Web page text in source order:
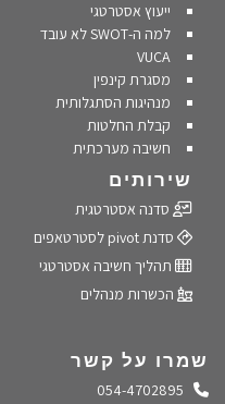
ייעוץ אסטרטגי
למה ה-SWOT לא עובד
VUCA
מסגרת קינפין
מנהיגות הסתגלותית
קבלת החלטות
חשיבה מערכתית
שירותים
סדנה אסטרטגית
סדנת pivot לסטרטאפים
תהליך חשיבה אסטרטגי
הכשרות מנהלים
שמרו על קשר
התקשרו אלינו